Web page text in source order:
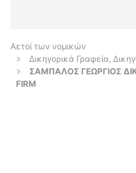
Αετοί των νομικών
Δικηγορικά Γραφεία,
ΣΑΜΠΑΛΟΣ ΓΕΩΡΓΙΟΣ
FIRM